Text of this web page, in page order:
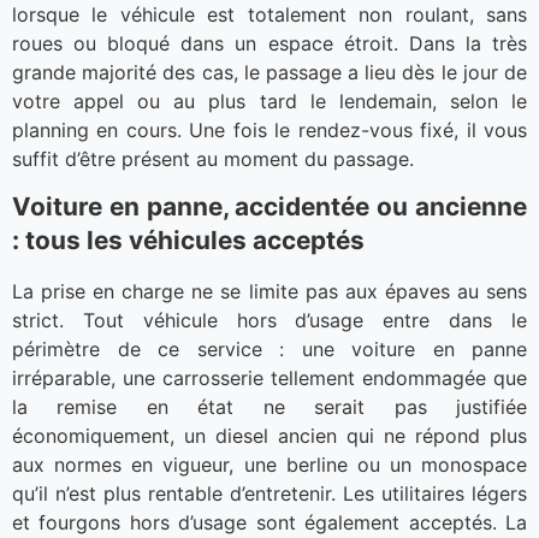
lorsque le véhicule est totalement non roulant, sans
roues ou bloqué dans un espace étroit. Dans la très
grande majorité des cas, le passage a lieu dès le jour de
votre appel ou au plus tard le lendemain, selon le
planning en cours. Une fois le rendez-vous fixé, il vous
suffit d’être présent au moment du passage.
Voiture en panne, accidentée ou ancienne
: tous les véhicules acceptés
La prise en charge ne se limite pas aux épaves au sens
strict. Tout véhicule hors d’usage entre dans le
périmètre de ce service : une voiture en panne
irréparable, une carrosserie tellement endommagée que
la remise en état ne serait pas justifiée
économiquement, un diesel ancien qui ne répond plus
aux normes en vigueur, une berline ou un monospace
qu’il n’est plus rentable d’entretenir. Les utilitaires légers
et fourgons hors d’usage sont également acceptés. La